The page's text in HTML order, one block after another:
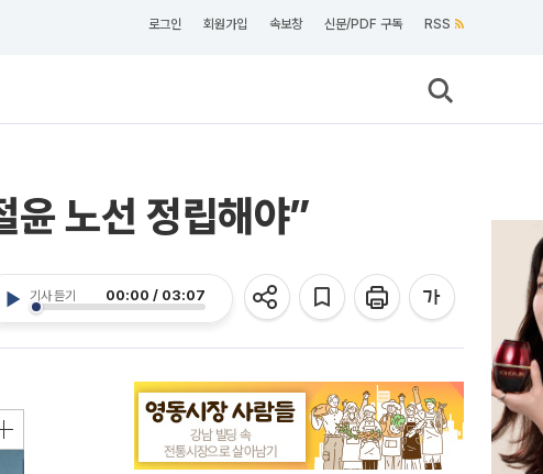
로그인 회원가입 속보창 신문/PDF 구독 RSS
노선 정립해야”
기사 듣기 00:00 / 03:07